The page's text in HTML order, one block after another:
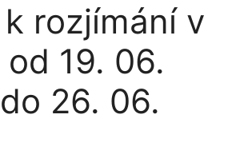
rozjímání v
19. 06.
26. 06.